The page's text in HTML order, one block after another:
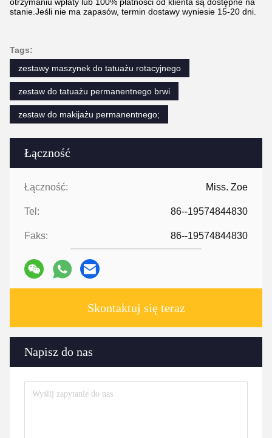
Łączność
Łączność: Miss. Zoe
Tel: 86--19574844830
Faks: 86--19574844830
Skontaktuj się teraz
Napisz do nas
otrzymaniu wpłaty lub 100% płatności od klienta są dostępne na
stanie.Jeśli nie ma zapasów, termin dostawy wyniesie 15-20 dni.
Tags:
zestawy maszynek do tatuażu rotacyjnego
zestaw do tatuażu permanentnego brwi
zestaw do makijażu permanentnego;